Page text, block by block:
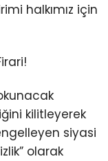
halkımız için
kilitleyerek
siyasi
olarak